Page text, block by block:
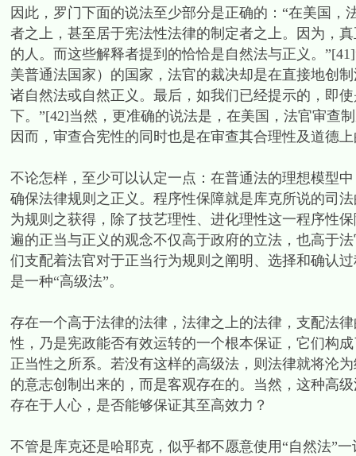
因此，罗门下面的说法至少部分是正确的：“在美国
者之上，甚至居于宪法性法律的制定者之上。因为，
的人。而这些解释者提到的恰恰是自然法与正义。
美普通法国家）的国家，法官的裁决却是在直接地创
诸自然法或自然正义。最后，如我们已经提示的，即
下。”[42]当然，更准确的说法是，在美国，法官审查
因而，审查合宪性的同时也是在审查其合理性及道德
不论怎样，至少可以认定一点：在普通法的理想模型
确保法律规则之正义。程序性保障就是库克所说的司
为规则之获得，除了技艺理性、进化理性这一程序性
遍的正当与正义的观念不仅高于政府的立法，也高于
们支配着法官对于正当行为规则之阐明、选择和确认
是一种“高级法”。
存在一个高于法律的法律，法律之上的法律，支配法
性，乃是宪政能否有效运转的一个根本保证，它们构
正当性之所系。若没有这样的高级法，则法律就将沦
的意志创制出来的，而是客观存在的。当然，这种高
存在于人心，是否能够保证其至高效力？
不管是库克还是哈耶克，似乎都不愿意使用“自然法”